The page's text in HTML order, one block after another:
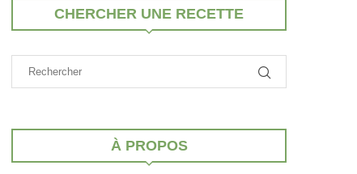
CHERCHER UNE RECETTE
À PROPOS